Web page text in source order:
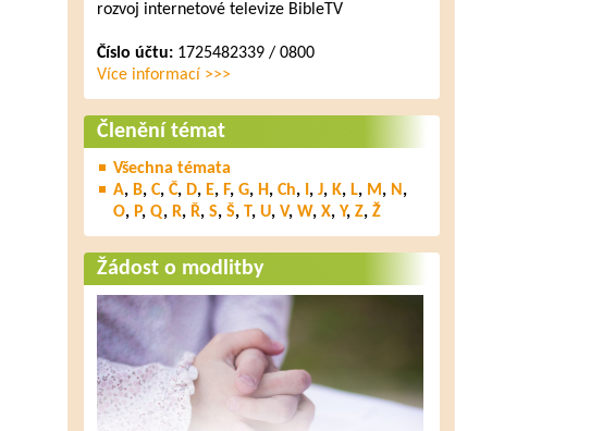
rozvoj internetové televize BibleTV
Číslo účtu:1725482339 / 0800
Více informací >>>
Členění témat
Všechna témata
A, B, C, Č, D, E, F, G, H, Ch, , J, K, L, M, N ,
O, P, Q, R, Ř, S, Š, T, U, V, W, X, Y, Z, Ž
Žádost o modlitby